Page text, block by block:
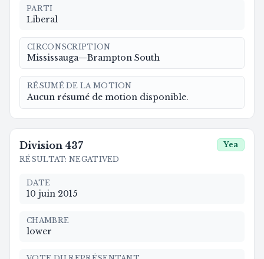
PARTI
Liberal
CIRCONSCRIPTION
Mississauga—Brampton South
RÉSUMÉ DE LA MOTION
Aucun résumé de motion disponible.
Division 437
RÉSULTAT: NEGATIVED
Yea
DATE
10 juin 2015
CHAMBRE
lower